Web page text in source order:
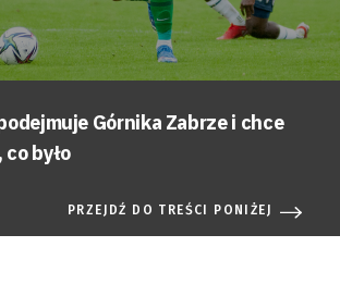
Górnika Zabrze i chce
było
PRZEJDŹ DO TREŚCI PONIŻEJ